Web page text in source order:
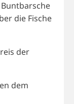
die Fische
der
dem